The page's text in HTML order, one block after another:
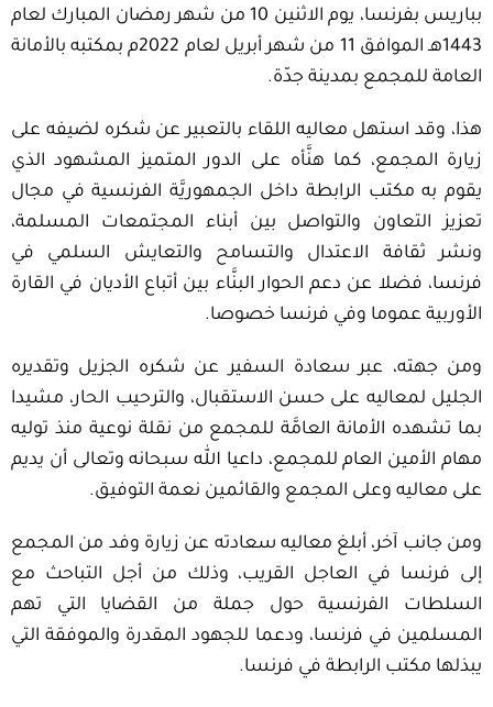
بباريس بفرنسا، يوم الاثنين 10 من شهر رمضان المبارك لعام
1443هـ الموافق 11 من شهر أبريل لعام 2022م بمكتبه بالأمانة
العامة للمجمع بمدينة جدّة.
هذا، وقد استهل معاليه اللقاء بالتعبير عن شكره لضيفه على
زيارة المجمع، كما هنَّأه على الدور المتميز المشهود الذي
يقوم به مكتب الرابطة داخل الجمهوريَّة الفرنسية في مجال
تعزيز التعاون والتواصل بين أبناء المجتمعات المسلمة،
ونشر ثقافة الاعتدال والتسامح والتعايش السلمي في
فرنسا، فضلا عن دعم الحوار البنَّاء بين أتباع الأديان في القارة
الأوربية عموما وفي فرنسا خصوصا.
ومن جهته، عبر سعادة السفير عن شكره الجزيل وتقديره
الجليل لمعاليه على حسن الاستقبال، والترحيب الحار، مشيدا
بما تشهده الأمانة العامَّة للمجمع من نقلة نوعية منذ توليه
مهام الأمين العام للمجمع، داعيا الله سبحانه وتعالى أن يديم
على معاليه وعلى المجمع والقائمين نعمة التوفيق.
ومن جانب آخر، أبلغ معاليه سعادته عن زيارة وفد من المجمع
إلى فرنسا في العاجل القريب، وذلك من أجل التباحث مع
السلطات الفرنسية حول جملة من القضايا التي تهم
المسلمين في فرنسا، ودعما للجهود المقدرة والموفقة التي
يبذلها مكتب الرابطة في فرنسا.